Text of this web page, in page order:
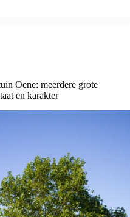
Oene: meerdere grote
en karakter